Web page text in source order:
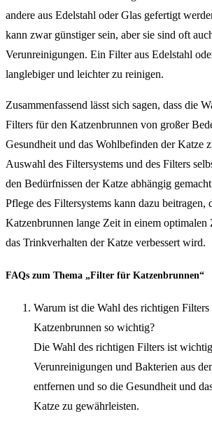
andere aus Edelstahl oder Glas gefertigt
kann zwar günstiger sein, aber sie sind oft
Verunreinigungen. Ein Filter aus Edelstahl
langlebiger und leichter zu reinigen.
Zusammenfassend lässt sich sagen, dass die
Filters für den Katzenbrunnen von großer
Gesundheit und das Wohlbefinden der Katze
Auswahl des Filtersystems und des Filters
den Bedürfnissen der Katze abhängig
Pflege des Filtersystems kann dazu beitragen,
Katzenbrunnen lange Zeit in einem optimalen
das Trinkverhalten der Katze verbessert wird.
FAQs zum Thema „Filter für Katzenbrunnen“
Warum ist die Wahl des richtigen
Katzenbrunnen so wichtig?
Die Wahl des richtigen Filters ist
Verunreinigungen und Bakterien aus
entfernen und so die Gesundheit und
Katze zu gewährleisten.